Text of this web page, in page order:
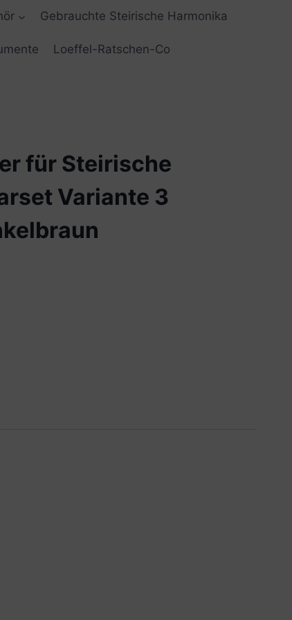
Gebrauchte Steirische Harmonika
Loeffel-Ratschen-Co
für Steirische
Variante 3